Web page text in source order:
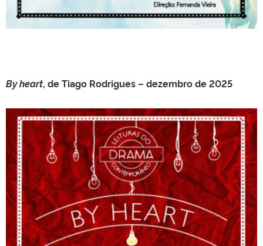
By heart, de Tiago Rodrigues – dezembro de 2025